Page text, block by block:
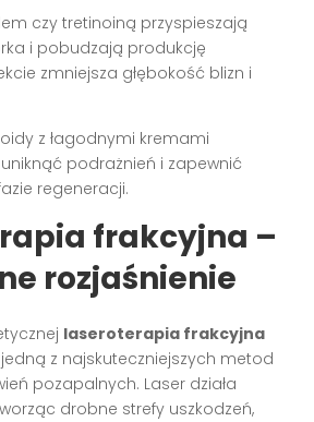
czy tretinoiną przyspieszają
i pobudzają produkcję
zmniejsza głębokość blizn i
z łagodnymi kremami
podrażnień i zapewnić
regeneracji.
frakcyjna –
rozjaśnienie
laseroterapia frakcyjna
z najskuteczniejszych metod
pozapalnych. Laser działa
drobne strefy uszkodzeń,